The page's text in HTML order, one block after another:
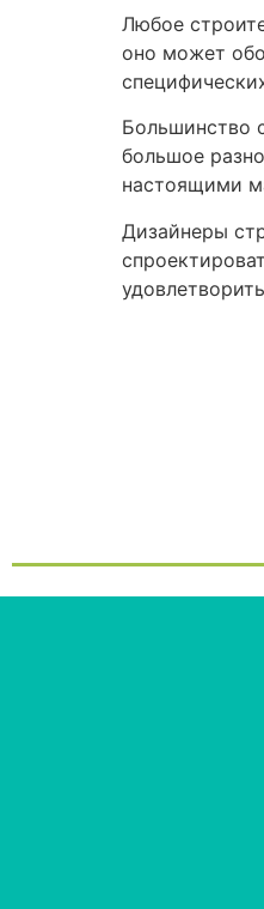
Любое
оно может
Большинство
большое
настоящими
Дизайнеры